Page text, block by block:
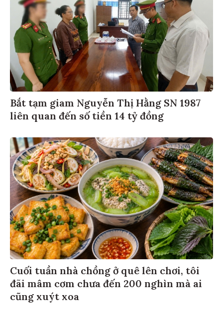
Bắt tạm giam Nguyễn Thị Hằng SN 1987
liên quan đến số tiền 14 tỷ đồng
Cuối tuần nhà chồng ở quê lên chơi, tôi
đãi mâm cơm chưa đến 200 nghìn mà ai
cũng xuýt xoa